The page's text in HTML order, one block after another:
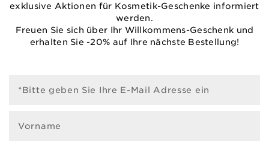
exklusive Aktionen für Kosmetik-Geschenke informiert
werden.
Freuen Sie sich über Ihr Willkommens-Geschenk und
erhalten Sie -20% auf Ihre nächste Bestellung!
*Bitte geben Sie Ihre E-Mail Adresse ein
Vorname